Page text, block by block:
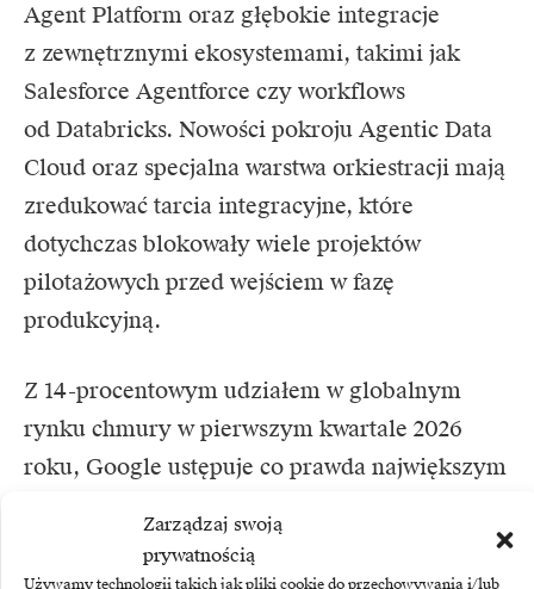
Zarządzaj swoją
prywatnością
Używamy technologii takich jak pliki cookie do przechowywania i/lub
Agent Platform oraz głębokie integracje
z zewnętrznymi ekosystemami, takimi jak
Salesforce Agentforce czy workflows
od Databricks. Nowości pokroju Agentic Data
Cloud oraz specjalna warstwa orkiestracji mają
zredukować tarcia integracyjne, które
dotychczas blokowały wiele projektów
pilotażowych przed wejściem w fazę
produkcyjną.
Z 14-procentowym udziałem w globalnym
rynku chmury w pierwszym kwartale 2026
roku, Google ustępuje co prawda największym
unikalną przewagą dystrybucyjną. Miliardy
użytkowników systemów Search